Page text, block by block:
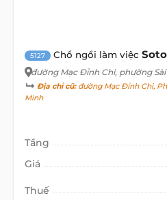
5127 Chổ ngồi làm việc
đường Mạc Đỉnh Chi, phường
Địa chỉ cũ:đường Mạc Đỉnh Chi,
Minh
Tầng
Giá
Thuế